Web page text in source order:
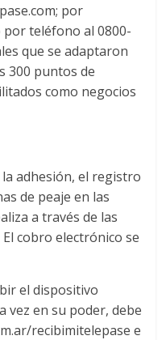
por
por teléfono al 0800-
que se adaptaron
300 puntos de
como negocios
adhesión, el registro
de peaje en las
a través de las
cobro electrónico se
el dispositivo
vez en su poder, debe
recibimitelepase e